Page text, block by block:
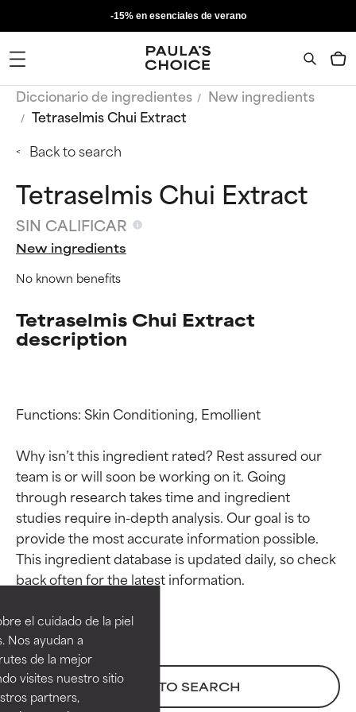
el cuidado de la piel
Nos ayudan a
de la mejor
visites nuestro sitio
partners,
-15% en esenciales de verano
Diccionario de ingredientes
New ingredients
Tetraselmis Chui Extract
Back to search
Tetraselmis Chui Extract
SIN CALIFICAR
New ingredients
No known benefits
Tetraselmis Chui Extract
description
Functions: Skin Conditioning, Emollient
Why isn’t this ingredient rated? Rest assured our
team is or will soon be working on it. Going
through research takes time and ingredient
studies require in-depth analysis. Our goal is to
provide the most accurate information possible.
This ingredient database is updated daily, so check
BACK TO SEARCH
Calificaciones de
ingredientes
EXCELENTE
Ingrediente sobresaliente con
beneficios reales para la piel. Su
eficacia está demostrada y
respaldada por estudios
Calificaciones de
ingredientes
EXCELENTE
Ingrediente sobresaliente con
beneficios reales para la piel. Su
eficacia está demostrada y
respaldada por estudios